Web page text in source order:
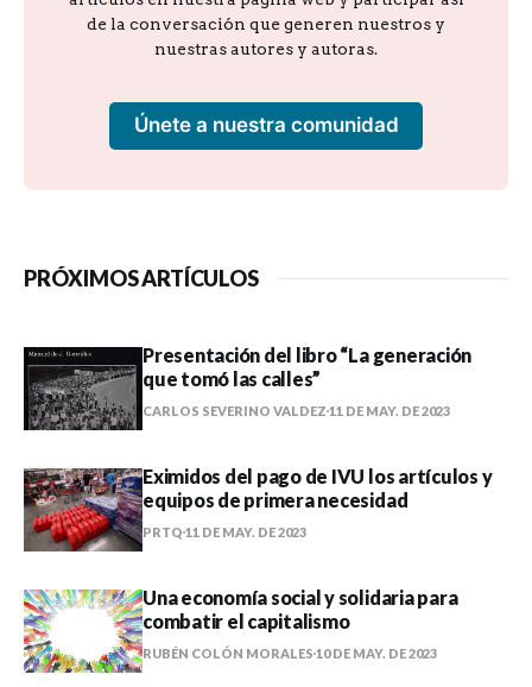
de la conversación que generen nuestros y
nuestras autores y autoras.
Únete a nuestra comunidad
PRÓXIMOS ARTÍCULOS
Presentación del libro “La generación
que tomó las calles”
CARLOS SEVERINO VALDEZ 11 DE MAY. DE 2023
Eximidos del pago de IVU los artículos y
equipos de primera necesidad
PRTQ 11 DE MAY. DE 2023
Una economía social y solidaria para
combatir el capitalismo
RUBÉN COLÓN MORALES 10 DE MAY. DE 2023